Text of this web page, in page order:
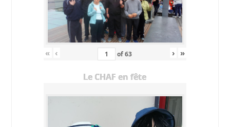
« ‹ of63 › »
Le CHAF en fête